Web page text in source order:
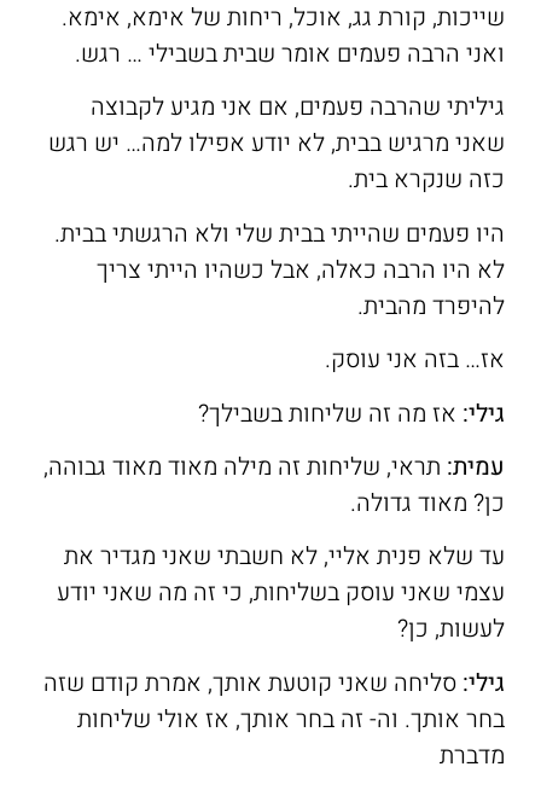
שייכות, קורת גג, אוכל, ריחות של אימא, אימא.
ואני הרבה פעמים אומר שבית בשבילי … רגש.
גיליתי שהרבה פעמים, אם אני מגיע לקבוצה
שאני מרגיש בבית, לא יודע אפילו למה… יש רגש
כזה שנקרא בית.
היו פעמים שהייתי בבית שלי ולא הרגשתי בבית.
לא היו הרבה כאלה, אבל כשהיו הייתי צריך
להיפרד מהבית.
אז… בזה אני עוסק.
גילי: אז מה זה שליחות בשבילך?
עמית: תראי, שליחות זה מילה מאוד מאוד גבוהה,
כן? מאוד גדולה.
עד שלא פנית אליי, לא חשבתי שאני מגדיר את
עצמי שאני עוסק בשליחות, כי זה מה שאני יודע
לעשות, כן?
גילי: סליחה שאני קוטעת אותך, אמרת קודם שזה
בחר אותך. וה- זה בחר אותך, אז אולי שליחות
מדברת